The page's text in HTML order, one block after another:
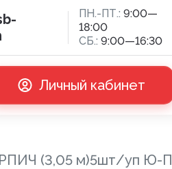
ПН.-ПТ.: 9:00—
18:00
СБ.: 9:00—16:30
Личный кабинет
(3,05 м)5шт/уп Ю-П